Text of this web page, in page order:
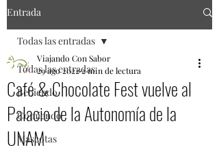
Entrada
Todas las entradas
Bebiendo
Comiendo
Mascotas
Todas las entradas
Café & Chocolate Fest vuelve al
Palacio de la Autonomía de la
UNAM
Viajando Con Sabor
29 ago 20222 min de lectura